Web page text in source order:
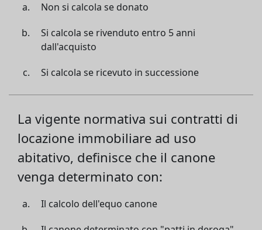
Non si calcola se donato
Si calcola se rivenduto entro 5 anni
dall'acquisto
Si calcola se ricevuto in successione
La vigente normativa sui contratti di
locazione immobiliare ad uso
abitativo, definisce che il canone
venga determinato con:
Il calcolo dell'equo canone